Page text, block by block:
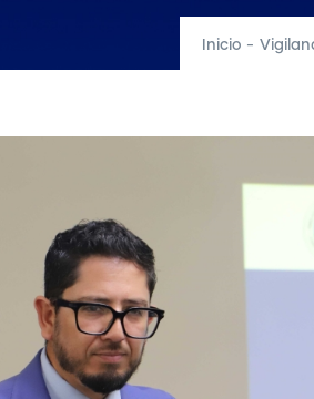
Inicio -